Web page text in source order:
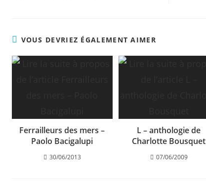
VOUS DEVRIEZ ÉGALEMENT AIMER
Ferrailleurs des mers –
Paolo Bacigalupi
30/06/2013
L – anthologie de
Charlotte Bousquet
07/06/2009